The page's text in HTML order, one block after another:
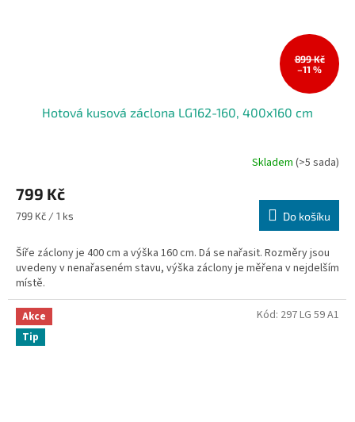
899 Kč
–11 %
Hotová kusová záclona LG162-160, 400x160 cm
Skladem (>5 sada)
799 Kč
Měrná
799 Kč / 1 ks Do košíku
Šíře záclony je 400 cm a výška 160 cm. Dá se nařasit. Rozměry jsou
uvedeny v nenařaseném stavu, výška záclony je měřena v nejdelším
místě.
Akce
Tip
Kód: 297 LG 59 A1